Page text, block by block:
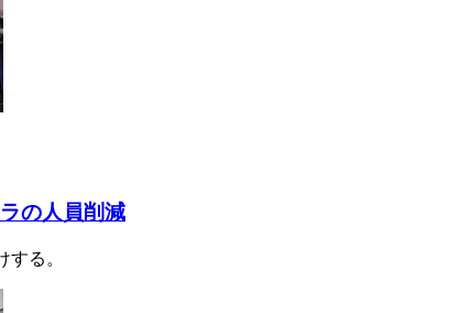
の人員削減
る。